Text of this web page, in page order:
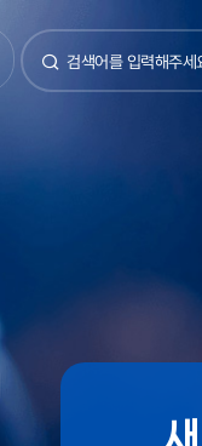
통합검색